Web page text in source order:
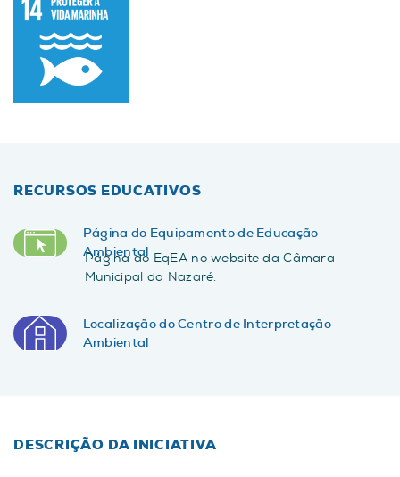
RECURSOS EDUCATIVOS
Página do Equipamento de Educação
Ambiental
Página do EqEA no website da Câmara
Municipal da Nazaré.
Localização do Centro de Interpretação
Ambiental
DESCRIÇÃO DA INICIATIVA